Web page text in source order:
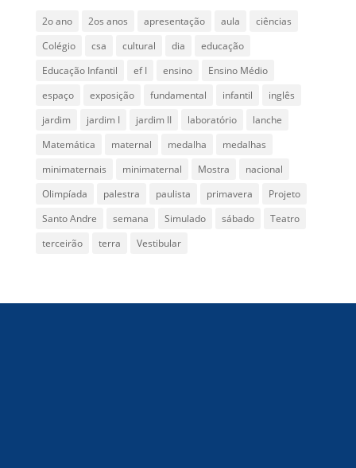
2o ano 2os anos apresentação aula
ciências
Colégio
csa cultural dia
educação
Educação Infantil
ef I ensino
Ensino Médio
espaço
exposição fundamental infantil
inglês
jardim
jardim I jardim II laboratório
lanche
Matemática
maternal medalha
medalhas
minimaternais
minimaternal Mostra
nacional
Olimpíada
palestra paulista primavera
Projeto
Santo Andre
semana Simulado sábado
Teatro
terceirão
terra Vestibular